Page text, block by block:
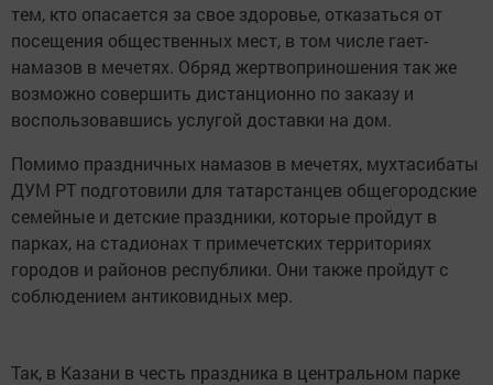
тем, кто опасается за свое здоровье, отказаться от
посещения общественных мест, в том числе гает-
намазов в мечетях. Обряд жертвоприношения так же
возможно совершить дистанционно по заказу и
воспользовавшись услугой доставки на дом.
Помимо праздничных намазов в мечетях, мухтасибаты
ДУМ РТ подготовили для татарстанцев общегородские
семейные и детские праздники, которые пройдут в
парках, на стадионах т примечетских территориях
городов и районов республики. Они также пройдут с
соблюдением антиковидных мер.
Так, в Казани в честь праздника в центральном парке